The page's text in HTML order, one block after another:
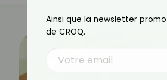
Ainsi que la newsletter
de CROQ.